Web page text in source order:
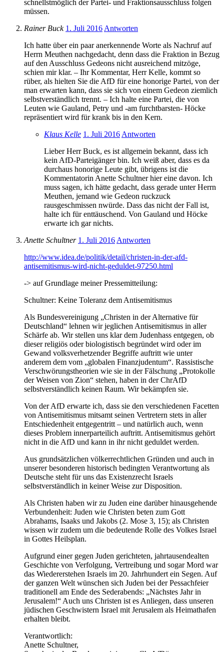
schnellstmöglich der Partei- und Fraktionsausschluss folgen
müssen.
Rainer Buck 1. Juli 2016 Antworten
Ich hatte über ein paar anerkennende Worte als Nachruf auf
Herrn Meuthen nachgedacht, denn dass die Fraktion in Bezug
auf den Ausschluss Gedeons nicht ausreichend mitzöge,
schien mir klar. – Ihr Kommentar, Herr Kelle, kommt so
rüber, als hielten Sie die AfD für eine honorige Partei, von der
man erwarten kann, dass sie sich von einem Gedeon ziemlich
selbstverständlich trennt. – Ich halte eine Partei, die von
Leuten wie Gauland, Petry und -am furchtbarsten- Höcke
repräsentiert wird für krank bis in den Kern.
Klaus Kelle 1. Juli 2016 Antworten
Lieber Herr Buck, es ist allgemein bekannt, dass ich
kein AfD-Parteigänger bin. Ich weiß aber, dass es da
durchaus honorige Leute gibt, übrigens ist die
Kommentatorin Anette Schultner hier eine davon. Ich
muss sagen, ich hätte gedacht, dass gerade unter Herrn
Meuthen, jemand wie Gedeon ruckzuck
rausgeschmissen nwürde. Dass das nicht der Fall ist,
halte ich für enttäuschend. Von Gauland und Höcke
erwarte ich gar nichts.
Anette Schultner 1. Juli 2016 Antworten
http://www.idea.de/politik/detail/christen-in-der-afd-
antisemitismus-wird-nicht-geduldet-97250.html
-> auf Grundlage meiner Pressemitteilung:
Schultner: Keine Toleranz dem Antisemitismus
Als Bundesvereinigung „Christen in der Alternative für
Deutschland“ lehnen wir jeglichen Antisemitismus in aller
Schärfe ab. Wir stellen uns klar dem Judenhass entgegen, ob
dieser religiös oder biologistisch begründet wird oder im
Gewand volksverhetzender Begriffe auftritt wie unter
anderem dem vom „globalen Finanzjudentum“. Rassistische
Verschwörungstheorien wie sie in der Fälschung „Protokolle
der Weisen von Zion“ stehen, haben in der ChrAfD
selbstverständlich keinen Raum. Wir bekämpfen sie.
Von der AfD erwarte ich, dass sie den verschiedenen Facetten
von Antisemitismus mitsamt seinen Vertretern stets in aĺler
Entschiedenheit entgegentritt – und natürlich auch, wenn
dieses Problem innerparteilich auftritt. Antisemitismus gehört
nicht in die AfD und kann in ihr nicht geduldet werden.
Aus grundsätzlichen völkerrechtlichen Gründen und auch in
unserer besonderen historisch bedingten Verantwortung als
Deutsche steht für uns das Existenzrecht Israels
selbstverständlich in keiner Weise zur Disposition.
Als Christen haben wir zu Juden eine darüber hinausgehende
Verbundenheit: Juden wie Christen beten zum Gott
Abrahams, Isaaks und Jakobs (2. Mose 3, 15); als Christen
wissen wir zudem um die bedeutende Rolle des Volkes Israel
in Gottes Heilsplan.
Aufgrund einer gegen Juden gerichteten, jahrtausendealten
Geschichte von Verfolgung, Vertreibung und sogar Mord war
das Wiedererstehen Israels im 20. Jahrhundert ein Segen. Auf
der ganzen Welt wünschen sich Juden bei der Pessachfeier
traditionell am Ende des Sederabends: „Nächstes Jahr in
Jerusalem!“ Auch uns Christen ist es Anliegen, dass unseren
jüdischen Geschwistern Israel mit Jerusalem als Heimathafen
erhalten bleibt.
Verantwortlich:
Anette Schultner,